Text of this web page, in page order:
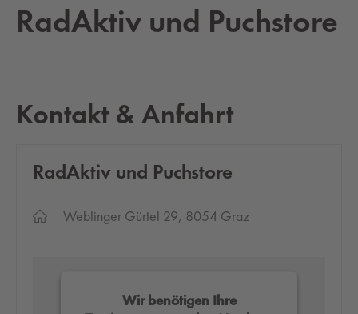
Ra­dAk­tiv und Puch­sto­re
Kontakt & Anfahrt
Ra­dAk­tiv und Puch­sto­re
Weblinger Gürtel 29, 8054 Graz
Wir benötigen Ihre